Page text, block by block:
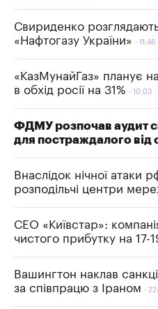
Свириденко
«Нафтогазу України»
11:46
«КазМунайГаз» планує
в обхід росії на 31%
10:03
ФДМУ розпочав аудит
для постраждалого від
Внаслідок нічної атаки
розподільчі центри
СЕО «Київстар»:
чистого прибутку на 17-
Вашингтон наклав
за співпрацю з Іраном